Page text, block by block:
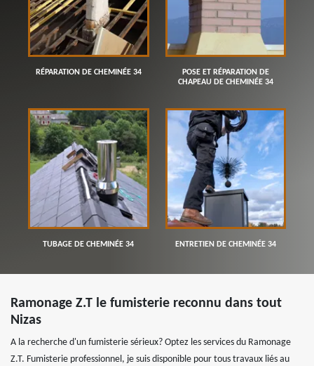
RÉPARATION DE CHEMINÉE 34
POSE ET RÉPARATION DE
CHAPEAU DE CHEMINÉE 34
TUBAGE DE CHEMINÉE 34 ENTRETIEN DE CHEMINÉE 34
Ramonage Z.T le fumisterie reconnu dans tout
Nizas
A la recherche d'un fumisterie sérieux? Optez les services du Ramonage
Z.T. Fumisterie professionnel, je suis disponible pour tous travaux liés au